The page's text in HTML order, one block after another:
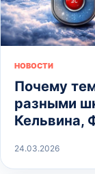
НОВОСТИ
Почему
разными
Кельвина,
24.03.2026